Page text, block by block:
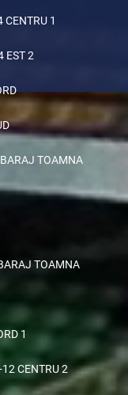
CENTRU 1
EST 2
TOAMNA
TOAMNA
1
12 CENTRU 2